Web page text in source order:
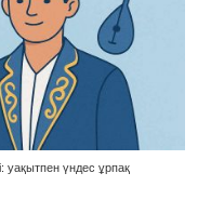
уақытпен үндес ұрпақ